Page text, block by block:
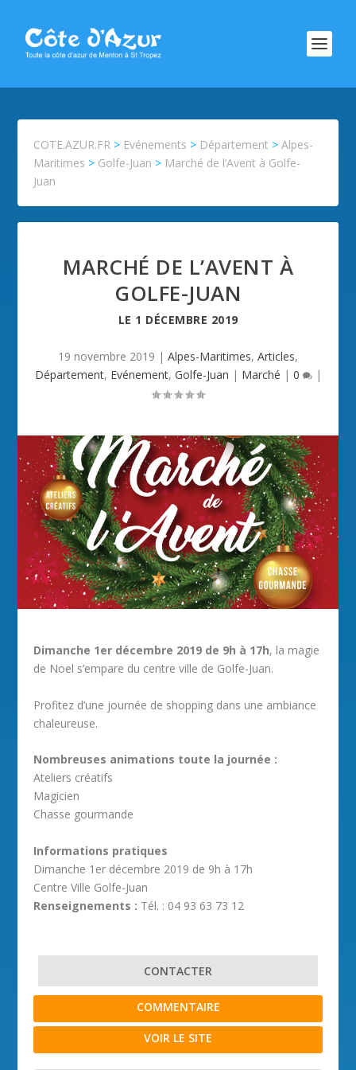
COTE.AZUR.FR > Evénements > Département >Alpes-
Maritimes > Golfe-Juan > Marché de l’Avent à Golfe-
Juan
MARCHÉ DE L’AVENT À
GOLFE-JUAN
LE 1 DÉCEMBRE 2019
19 novembre 2019 | Alpes-Maritimes, Articles,
Département, Evénement, Golfe-Juan | Marché | 0 |
Dimanche 1er décembre 2019 de 9h à 17h, la magie
de Noel s’empare du centre ville de Golfe-Juan.
Profitez d’une journée de shopping dans une ambiance
chaleureuse.
Nombreuses animations toute la journée :
Ateliers créatifs
Magicien
Chasse gourmande
Informations pratiques
Dimanche 1er décembre 2019 de 9h à 17h
Centre Ville Golfe-Juan
Renseignements : Tél. : 04 93 63 73 12
CONTACTER
COMMENTAIRE
VOIR LE SITE